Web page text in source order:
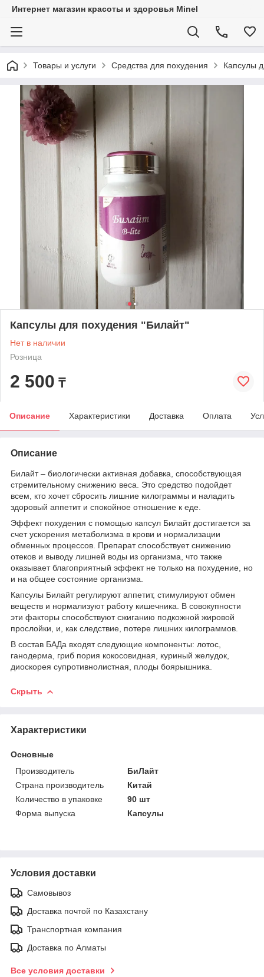
Интернет магазин красоты и здоровья Minel
Товары и услуги Средства для похудения Капсулы
Капсулы для похудения "Билайт"
Нет в наличии
Розница
2 500 ₸
Описание Характеристики Доставка Оплата
Описание
Билайт – биологически активная добавка, способствующая
стремительному снижению веса. Это средство подойдет
всем, кто хочет сбросить лишние килограммы и наладить
здоровый аппетит и спокойное отношение к еде.
Эффект похудения с помощью капсул Билайт достигается за
счет ускорения метаболизма в крови и нормализации
обменных процессов. Препарат способствует снижению
отеков и выводу лишней воды из организма, что также
оказывает благоприятный эффект не только на похудение, но
и на общее состояние организма.
Капсулы Билайт регулируют аппетит, стимулируют обмен
веществ и нормализуют работу кишечника. В совокупности
эти факторы способствуют сжиганию подкожной жировой
прослойки, и, как следствие, потере лишних килограммов.
В состав БАДа входят следующие компоненты: лотос,
ганодерма, гриб пория кокосовидная, куриный желудок,
диоскорея супротивнолистная, плоды боярышника.
Скрыть
Характеристики
Основные
Производитель
БиЛайт
Страна производитель
Китай
Количество в упаковке
90 шт
Форма выпуска
Капсулы
Условия доставки
Самовывоз
Доставка почтой по Казахстану
Транспортная компания
Доставка по Алматы
Все условия доставки